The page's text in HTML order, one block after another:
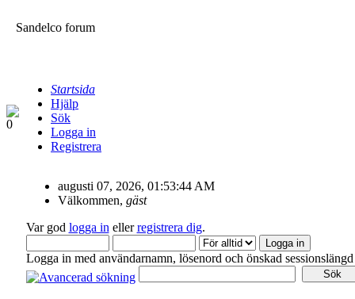
Sandelco forum
Startsida
Hjälp
Sök
Logga in
Registrera
augusti 07, 2026, 01:53:44 AM
Välkommen, gäst
Var god logga in ellerregistrera dig.
Logga in med användarnamn, lösenord och önskad sessionslängd